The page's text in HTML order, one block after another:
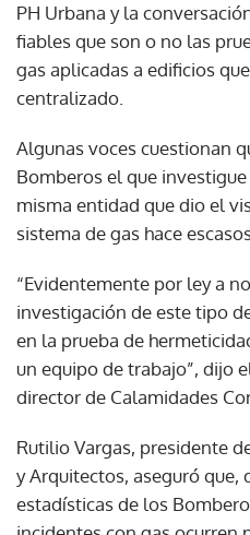
PH Urbana y la
fiables que son o no las
gas aplicadas a edificios
centralizado.
Algunas voces cuestionan
Bomberos el que
misma entidad que dio el
sistema de gas hace
“Evidentemente por ley a
investigación de este tipo
en la prueba de
un equipo de trabajo”, dijo
director de Calamidades
Rutilio Vargas, presidente
y Arquitectos, aseguró que,
estadísticas de los